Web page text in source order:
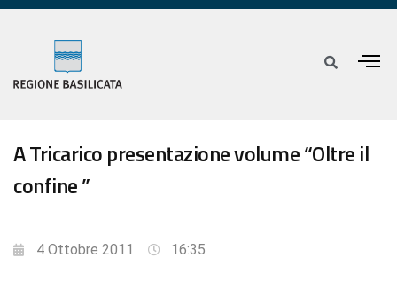
A Tricarico presentazione volume “Oltre il
confine ”
4 Ottobre 2011 16:35